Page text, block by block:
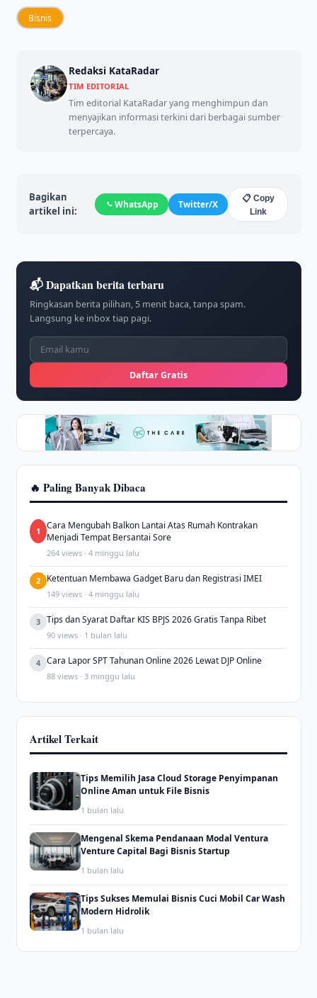
Bisnis
Redaksi KataRadar
TIM EDITORIAL
Tim editorial KataRadar yang menghimpun dan
menyajikan informasi terkini dari berbagai sumber
terpercaya.
Bagikan
artikel ini:
WhatsApp Twitter/X
📋 Copy
Link
📬 Dapatkan berita terbaru
Ringkasan berita pilihan, 5 menit baca, tanpa spam.
Langsung ke inbox tiap pagi.
Daftar Gratis
🔥 Paling Banyak Dibaca
1
Cara Mengubah Balkon Lantai Atas Rumah Kontrakan
Menjadi Tempat Bersantai Sore
264 views · 4 minggu lalu
2 Ketentuan Membawa Gadget Baru dan Registrasi IMEI
149 views · 4 minggu lalu
3 Tips dan Syarat Daftar KIS BPJS 2026 Gratis Tanpa Ribet
90 views · 1 bulan lalu
4 Cara Lapor SPT Tahunan Online 2026 Lewat DJP Online
88 views · 3 minggu lalu
Artikel Terkait
Tips Memilih Jasa Cloud Storage Penyimpanan
Online Aman untuk File Bisnis
1 bulan lalu
Mengenal Skema Pendanaan Modal Ventura
Venture Capital Bagi Bisnis Startup
1 bulan lalu
Tips Sukses Memulai Bisnis Cuci Mobil Car Wash
Modern Hidrolik
1 bulan lalu